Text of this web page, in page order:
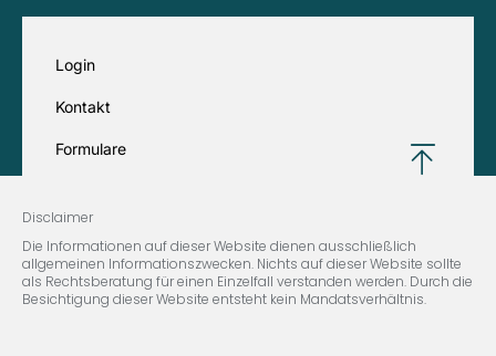
Login
Kontakt
Formulare
Disclaimer
Die Informationen auf dieser Website dienen ausschließlich
allgemeinen Informationszwecken. Nichts auf dieser Website sollte
als Rechtsberatung für einen Einzelfall verstanden werden. Durch die
Besichtigung dieser Website entsteht kein Mandatsverhältnis.